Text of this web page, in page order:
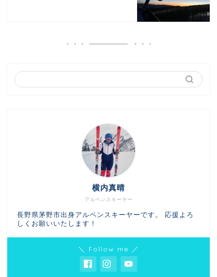
アルペンスキーヤー
横内真晴
長野県茅野市出身アルペンスキーヤーです。 応援よろ
しくお願いいたします！
＼ Follow me ／